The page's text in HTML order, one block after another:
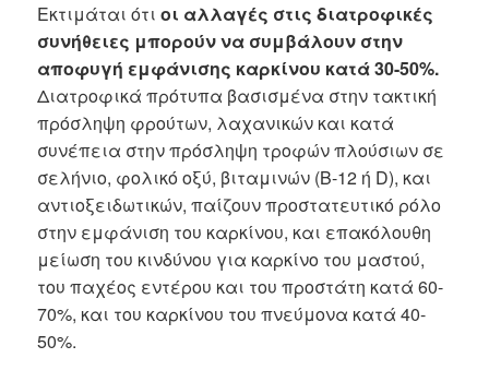
Εκτιμάται ότιοι αλλαγές στις διατροφικές
συνήθειες μπορούν να συμβάλουν στην
αποφυγή εμφάνισης καρκίνου κατά 30-50%.
Διατροφικά πρότυπα βασισμένα στην τακτική
πρόσληψη φρούτων, λαχανικών και κατά
συνέπεια στην πρόσληψη τροφών πλούσιων σε
σελήνιο, φολικό οξύ, βιταμινών (Β-12 ή D), και
αντιοξειδωτικών, παίζουν προστατευτικό ρόλο
στην εμφάνιση του καρκίνου, και επακόλουθη
μείωση του κινδύνου για καρκίνο του μαστού,
του παχέος εντέρου και του προστάτη κατά 60-
70%, και του καρκίνου του πνεύμονα κατά 40-
50%.